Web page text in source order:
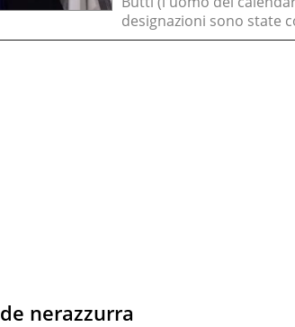
designazioni sono state
nerazzurra